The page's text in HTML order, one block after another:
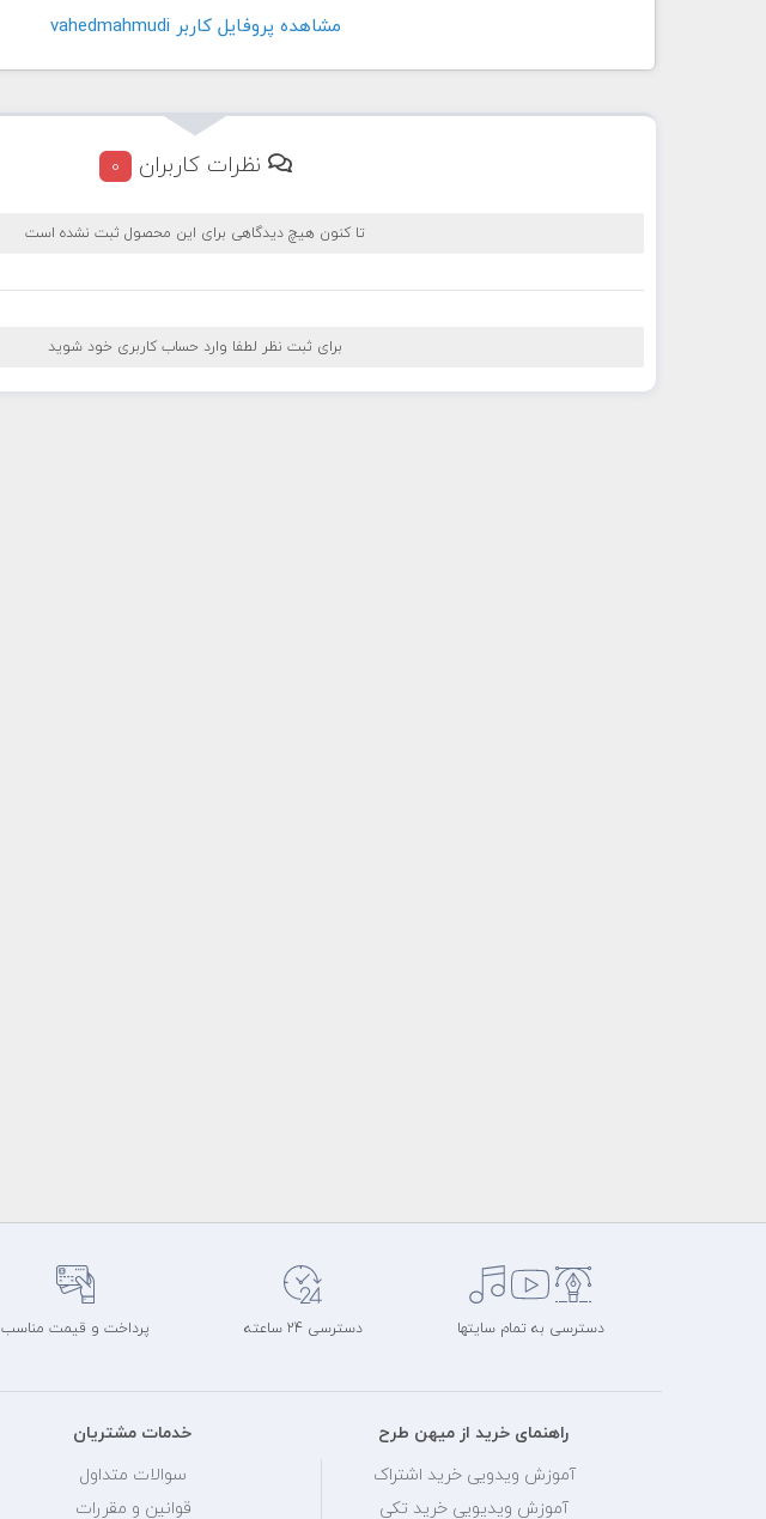
مشاهده پروفايل کاربر vahedmahmudi
نظرات کاربران 0
تا کنون هیچ دیدگاهی برای این محصول ثبت نشده است
برای ثبت نظر لطفا وارد حساب کاربری خود شوید
دسترسی به تمام سایتها دسترسی 24 ساعته پرداخت و قیمت مناسب
راهنمای خرید از میهن طرح
آموزش ویدویی خرید اشتراک
آموزش ویدیویی خرید تکی
خدمات مشتریان
سوالات متداول
قوانین و مقررات